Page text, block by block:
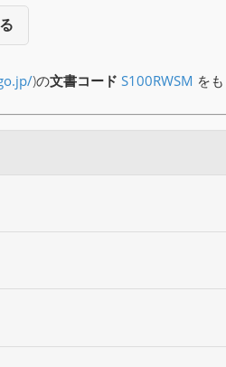
)の文書コードS100RWSM を